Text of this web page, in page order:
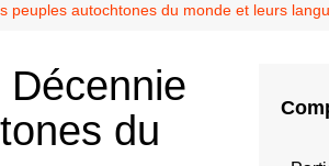
peuples autochtones du monde et leurs
du